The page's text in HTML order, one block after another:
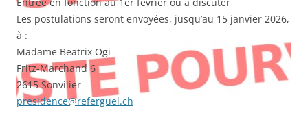
Les postulations seront envoyées, jusqu’au 15 janvier 2026,
à :
Madame Beatrix Ogi
Fritz-Marchand 6
2615 Sonvilier
presidence@referguel.ch